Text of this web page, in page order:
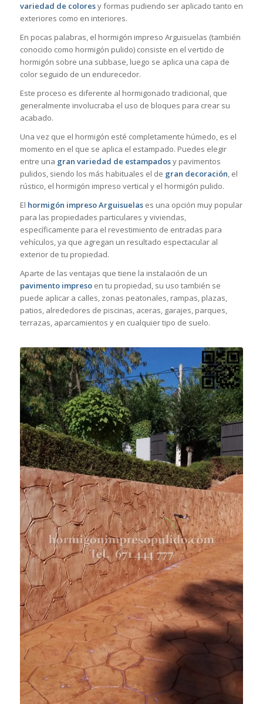
variedad de coloresy formas pudiendo ser aplicado tanto en
exteriores como en interiores.
En pocas palabras, el hormigón impreso Arguisuelas (también
conocido como hormigón pulido) consiste en el vertido de
hormigón sobre una subbase, luego se aplica una capa de
color seguido de un endurecedor.
Este proceso es diferente al hormigonado tradicional, que
generalmente involucraba el uso de bloques para crear su
acabado.
Una vez que el hormigón esté completamente húmedo, es el
momento en el que se aplica el estampado. Puedes elegir
entre una gran variedad de estampadosy pavimentos
pulidos, siendo los más habituales el de gran decoración, el
rústico, el hormigón impreso vertical y el hormigón pulido.
El hormigón impreso Arguisuelases una opción muy popular
para las propiedades particulares y viviendas,
específicamente para el revestimiento de entradas para
vehículos, ya que agregan un resultado espectacular al
exterior de tu propiedad.
Aparte de las ventajas que tiene la instalación de un
pavimento impresoen tu propiedad, su uso también se
puede aplicar a calles, zonas peatonales, rampas, plazas,
patios, alrededores de piscinas, aceras, garajes, parques,
terrazas, aparcamientos y en cualquier tipo de suelo.